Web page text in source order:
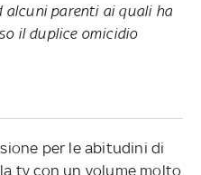
alcuni parenti ai quali ha
il duplice omicidio
per le abitudini di
tv con un volume molto